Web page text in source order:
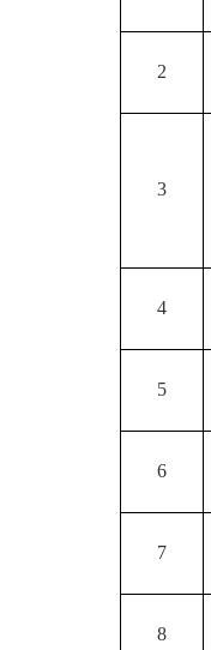
2
3
4
5
6
7
8